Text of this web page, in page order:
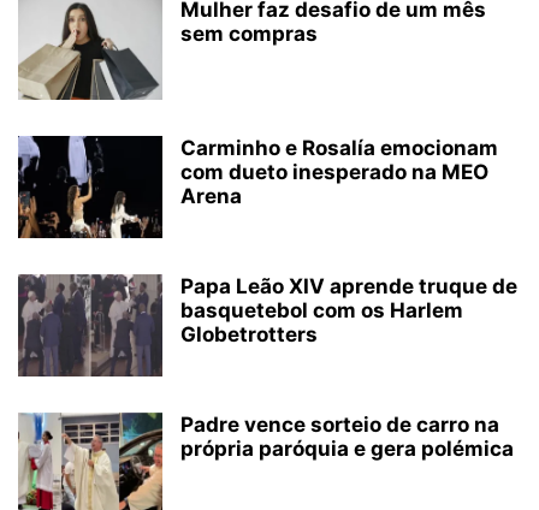
Mulher faz desafio de um mês
sem compras
Carminho e Rosalía emocionam
com dueto inesperado na MEO
Arena
Papa Leão XIV aprende truque de
basquetebol com os Harlem
Globetrotters
Padre vence sorteio de carro na
própria paróquia e gera polémica